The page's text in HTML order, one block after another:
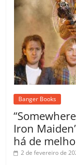
Banger Books
Iron
há de
2 de fevereiro de